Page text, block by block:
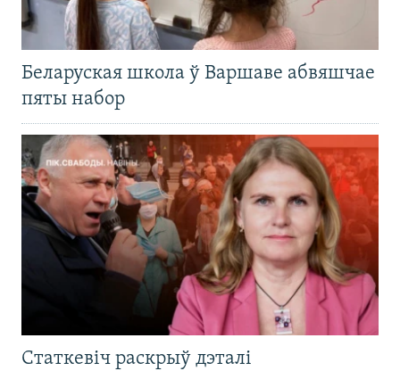
Беларуская школа ў Варшаве абвяшчае
пяты набор
Статкевіч раскрыў дэталі